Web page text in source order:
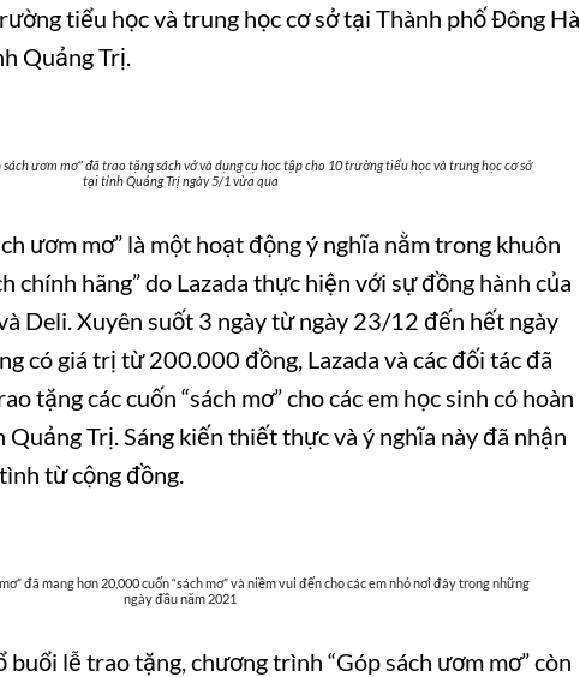
tiểu học và trung học cơ sở tại Thành phố Đông Hà
Quảng Trị.
ươm mơ” đã trao tặng sách vở và dụng cụ học tập cho 10 trường tiểu học và trung học cơ sở
tại tỉnh Quảng Trị ngày 5/1 vừa qua
ươm mơ” là một hoạt động ý nghĩa nằm trong khuôn
chính hãng” do Lazada thực hiện với sự đồng hành của
Deli. Xuyên suốt 3 ngày từ ngày 23/12 đến hết ngày
có giá trị từ 200.000 đồng, Lazada và các đối tác đã
tặng các cuốn “sách mơ” cho các em học sinh có hoàn
Trị. Sáng kiến thiết thực và ý nghĩa này đã nhận
từ cộng đồng.
đã mang hơn 20,000 cuốn “sách mơ” và niềm vui đến cho các em nhỏ nơi đây trong những
ngày đầu năm 2021
lễ trao tặng, chương trình “Góp sách ươm mơ” còn